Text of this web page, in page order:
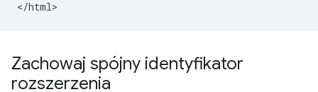
Zachowaj spójny identyfikator
rozszerzenia